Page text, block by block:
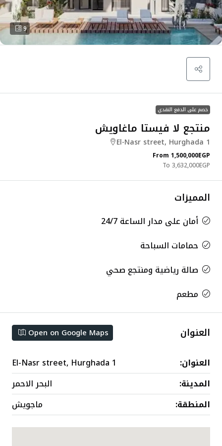
9
خصم على الدفع النقدي
منتجع لا فيستا ماغاويش
El-Nasr street, Hurghada 1
From1,500,000EGP
3,632,000EGP
المميزات
أمان على مدار الساعة 24/7
حمامات السباحة
صالة رياضية ومنتجع صحي
مطعم
العنوان Open on Google Maps
العنوان:
El-Nasr street, Hurghada 1
المدينة:
البحر الاحمر
المنطقة:
ماجويش